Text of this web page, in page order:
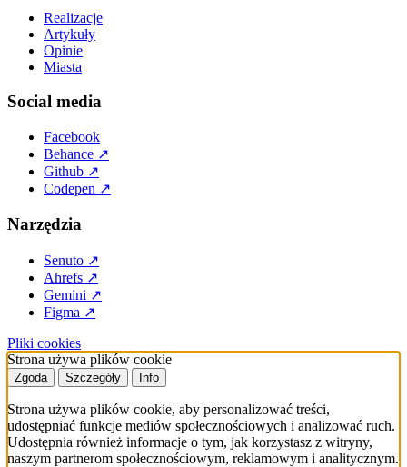
Realizacje
Artykuły
Opinie
Miasta
Social media
Facebook
Behance ↗
Github ↗
Codepen ↗
Narzędzia
Senuto ↗
Ahrefs ↗
Gemini ↗
Figma ↗
Pliki cookies
Strona używa plików cookie
Zgoda Szczegóły Info
Strona używa plików cookie, aby personalizować treści,
udostępniać funkcje mediów społecznościowych i analizować ruch.
Udostępnia również informacje o tym, jak korzystasz z witryny,
naszym partnerom społecznościowym, reklamowym i analitycznym.